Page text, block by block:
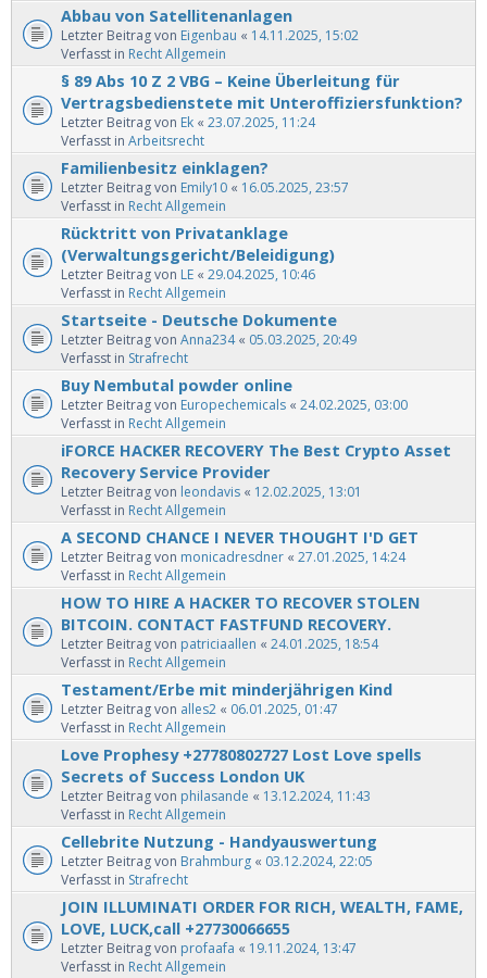
Abbau von Satellitenanlagen
Letzter Beitrag von Eigenbau « 14.11.2025, 15:02
Verfasst in Recht Allgemein
§ 89 Abs 10 Z 2 VBG – Keine Überleitung für
Vertragsbedienstete mit Unteroffiziersfunktion?
Letzter Beitrag von Ek « 23.07.2025, 11:24
Verfasst in Arbeitsrecht
Familienbesitz einklagen?
Letzter Beitrag von Emily10 « 16.05.2025, 23:57
Verfasst in Recht Allgemein
Rücktritt von Privatanklage
(Verwaltungsgericht/Beleidigung)
Letzter Beitrag von LE « 29.04.2025, 10:46
Verfasst in Recht Allgemein
Startseite - Deutsche Dokumente
Letzter Beitrag von Anna234« 05.03.2025, 20:49
Verfasst in Strafrecht
Buy Nembutal powder online
Letzter Beitrag von Europechemicals « 24.02.2025, 03:00
Verfasst in Recht Allgemein
iFORCE HACKER RECOVERY The Best Crypto Asset
Recovery Service Provider
Letzter Beitrag von leondavis « 12.02.2025, 13:01
Verfasst in Recht Allgemein
A SECOND CHANCE I NEVER THOUGHT I'D GET
Letzter Beitrag von monicadresdner « 27.01.2025, 14:24
Verfasst in Recht Allgemein
HOW TO HIRE A HACKER TO RECOVER STOLEN
BITCOIN. CONTACT FASTFUND RECOVERY.
Letzter Beitrag von patriciaallen « 24.01.2025, 18:54
Verfasst in Recht Allgemein
Testament/Erbe mit minderjährigen Kind
Letzter Beitrag von alles2 « 06.01.2025, 01:47
Verfasst in Recht Allgemein
Love Prophesy +27780802727 Lost Love spells
Secrets of Success London UK
Letzter Beitrag von philasande « 13.12.2024, 11:43
Verfasst in Recht Allgemein
Cellebrite Nutzung - Handyauswertung
Letzter Beitrag von Brahmburg « 03.12.2024, 22:05
Verfasst in Strafrecht
JOIN ILLUMINATI ORDER FOR RICH, WEALTH, FAME,
LOVE, LUCK,call +27730066655
Letzter Beitrag von profaafa « 19.11.2024, 13:47
Verfasst in Recht Allgemein